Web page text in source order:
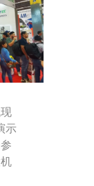
示